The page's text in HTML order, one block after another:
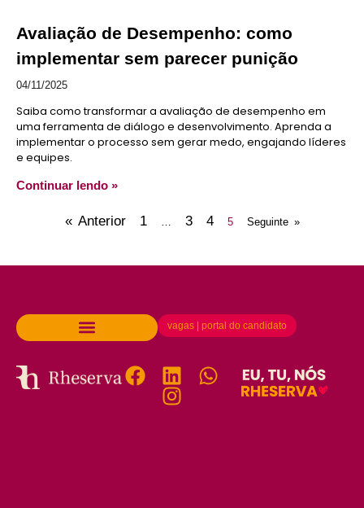
Avaliação de Desempenho: como
implementar sem parecer punição
04/11/2025
Saiba como transformar a avaliação de desempenho em
uma ferramenta de diálogo e desenvolvimento. Aprenda a
implementar o processo sem gerar medo, engajando líderes
e equipes.
Continuar lendo »
« Anterior 1 3 4 5 Seguinte »
vagas | portal do candidato